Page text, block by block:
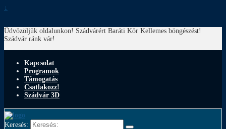
↓
Üdvözöljük oldalunkon! Szádvárért Baráti Kör Kellemes böngészést!
Szádvár ránk vár!
Kapcsolat
Programok
Támogatás
Csatlakozz!
Szádvár 3D
Keresés: